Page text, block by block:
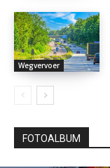
Wegvervoer
FOTOALBUM